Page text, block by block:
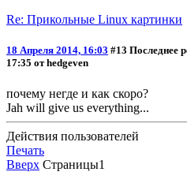
Re: Прикольные Linux картинки
18 Апреля 2014, 16:03 #13 Последнее
17:35 от hedgeven
почему негде и как скоро?
Jah will give us everything...
Действия пользователей
Печать
Вверх Страницы1